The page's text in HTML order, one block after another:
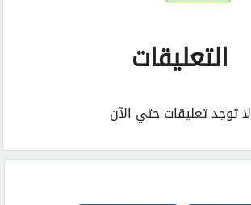
التعليقات
لا توجد تعليقات حتي الآن